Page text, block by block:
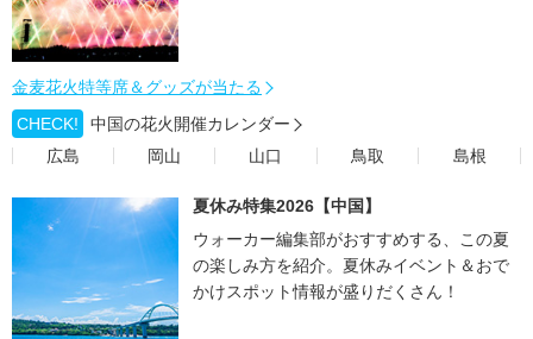
金麦花火特等席＆グッズが当たる
CHECK!
中国の花火開催カレンダー
広島
岡山 山口 鳥取 島根
夏休み特集2026【中国】
ウォーカー編集部がおすすめする、この夏
の楽しみ方を紹介。夏休みイベント＆おで
かけスポット情報が盛りだくさん！